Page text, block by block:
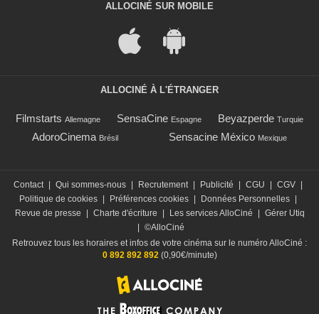
ALLOCINÉ SUR MOBILE
ALLOCINÉ À L'ÉTRANGER
Filmstarts Allemagne SensaCine Espagne Beyazperde Turquie
AdoroCinema Brésil Sensacine México Mexique
Contact Qui sommes-nous Recrutement Publicité CGU CGV
Politique de cookies
Préférences cookies Données Personnelles
Revue de presse
Charte d'écriture Les services AlloCiné
Gérer Utiq
©AlloCiné
Retrouvez tous les horaires et infos de votre cinéma sur le numéro AlloCiné :
0 892 892 892(0,90€/minute)